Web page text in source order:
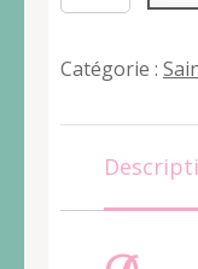
de
D’Aquin
Catégorie :